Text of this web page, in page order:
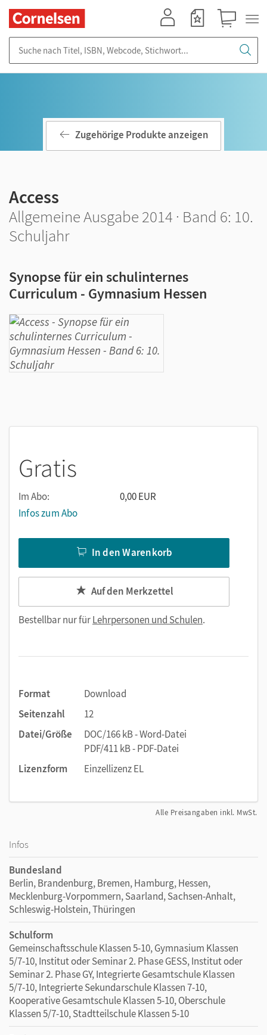
Zugehörige Produkte anzeigen
Access
Allgemeine Ausgabe 2014 · Band 6: 10.
Schuljahr
Synopse für ein schulinternes
Curriculum - Gymnasium Hessen
Gratis
Im Abo:
0,00 EUR
Infos zum Abo
In den Warenkorb
Auf den Merkzettel
Bestellbar nur fürLehrpersonen und Schulen.
Format
Download
Seitenzahl
12
Datei/Größe
DOC/166 kB - Word-Datei
PDF/411 kB - PDF-Datei
Lizenzform
Einzellizenz EL
Alle Preisangaben inkl. MwSt.
Infos
Bundesland
Berlin, Brandenburg, Bremen, Hamburg, Hessen,
Mecklenburg-Vorpommern, Saarland, Sachsen-Anhalt,
Schleswig-Holstein, Thüringen
Schulform
Gemeinschaftsschule Klassen 5-10, Gymnasium Klassen
5/7-10, Institut oder Seminar 2. Phase GESS, Institut oder
Seminar 2. Phase GY, Integrierte Gesamtschule Klassen
5/7-10, Integrierte Sekundarschule Klassen 7-10,
Kooperative Gesamtschule Klassen 5-10, Oberschule
Klassen 5/7-10, Stadtteilschule Klassen 5-10